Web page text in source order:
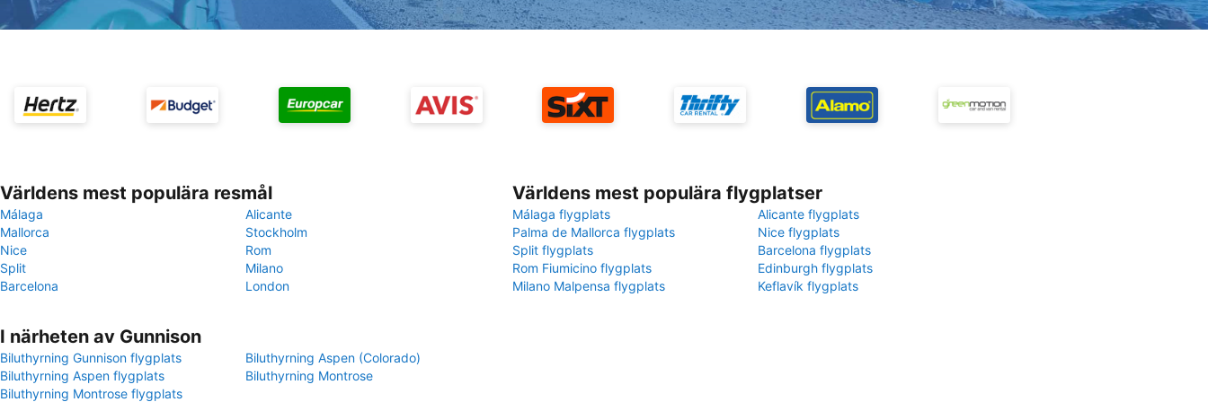
Världens mest populära resmål
Málaga
Alicante
Mallorca
Stockholm
Nice
Rom
Split
Milano
Barcelona
London
Världens mest populära flygplatser
Málaga flygplats
Alicante flygplats
Palma de Mallorca flygplats
Nice flygplats
Split flygplats
Barcelona flygplats
Rom Fiumicino flygplats
Edinburgh flygplats
Milano Malpensa flygplats
Keflavík flygplats
I närheten av Gunnison
Biluthyrning Gunnison flygplats
Biluthyrning Aspen (Colorado)
Biluthyrning Aspen flygplats
Biluthyrning Montrose
Biluthyrning Montrose flygplats